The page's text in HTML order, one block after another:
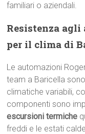
familiari o aziendali.
Resistenza
per il clima di
Le automazioni
team a Baricella
climatiche variabili,
componenti sono
escursioni termiche
freddi e le estati